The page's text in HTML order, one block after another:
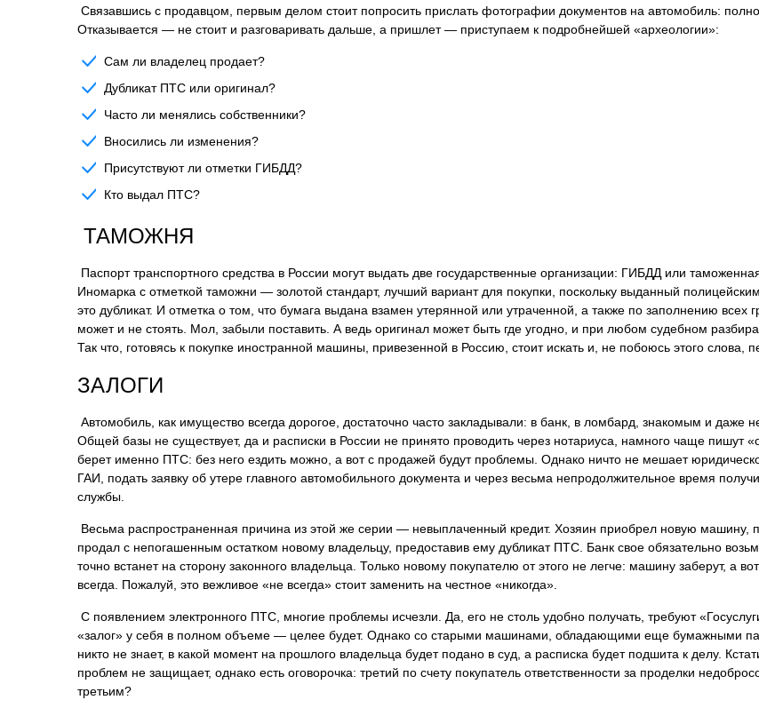
Связавшись с продавцом, первым делом стоит попросить прислать фотографии документов на автомобиль:
Отказывается — не стоит и разговаривать дальше, а пришлет — приступаем к подробнейшей «археологии»:
Сам ли владелец продает?
Дубликат ПТС или оригинал?
Часто ли менялись собственники?
Вносились ли изменения?
Присутствуют ли отметки ГИБДД?
Кто выдал ПТС?
ТАМОЖНЯ
Паспорт транспортного средства в России могут выдать две государственные организации: ГИБДД или
Иномарка с отметкой таможни — золотой стандарт, лучший вариант для покупки, поскольку выданный
это дубликат. И отметка о том, что бумага выдана взамен утерянной или утраченной, а также по заполнению
может и не стоять. Мол, забыли поставить. А ведь оригинал может быть где угодно, и при любом судебном
Так что, готовясь к покупке иностранной машины, привезенной в Россию, стоит искать и, не побоюсь этого
ЗАЛОГИ
Автомобиль, как имущество всегда дорогое, достаточно часто закладывали: в банк, в ломбард, знакомым и даже
Общей базы не существует, да и расписки в России не принято проводить через нотариуса, намного чаще пишут
берет именно ПТС: без него ездить можно, а вот с продажей будут проблемы. Однако ничто не мешает
ГАИ, подать заявку об утере главного автомобильного документа и через весьма непродолжительное время
службы.
Весьма распространенная причина из этой же серии — невыплаченный кредит. Хозяин приобрел новую машину,
продал с непогашенным остатком новому владельцу, предоставив ему дубликат ПТС. Банк свое обязательно
точно встанет на сторону законного владельца. Только новому покупателю от этого не легче: машину заберут, а
всегда. Пожалуй, это вежливое «не всегда» стоит заменить на честное «никогда».
С появлением электронного ПТС, многие проблемы исчезли. Да, его не столь удобно получать, требуют
«залог» у себя в полном объеме — целее будет. Однако со старыми машинами, обладающими еще бумажными
никто не знает, в какой момент на прошлого владельца будет подано в суд, а расписка будет подшита к делу.
проблем не защищает, однако есть оговорочка: третий по счету покупатель ответственности за проделки
третьим?